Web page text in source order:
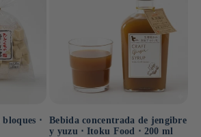
⋅
Bebida concentrada de jengibre
y yuzu ⋅ Itoku Food ⋅ 200 ml